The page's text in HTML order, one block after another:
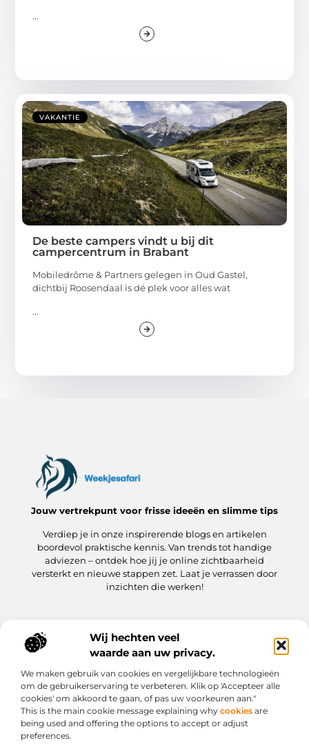
Wij hechten veel
waarde aan uw privacy.
We maken gebruik van cookies en vergelijkbare technologieën
om de gebruikerservaring te verbeteren. Klik op 'Accepteer alle
cookies' om akkoord te gaan, of pas uw voorkeuren aan."
This is the main cookie message explaining why cookies are
being used and offering the options to accept or adjust
preferences.
...
VAKANTIE
De beste campers vindt u bij dit
campercentrum in Brabant
Mobiledrôme & Partners gelegen in Oud Gastel,
dichtbij Roosendaal is dé plek voor alles wat
...
Jouw vertrekpunt voor frisse ideeën en slimme tips
Verdiep je in onze inspirerende blogs en artikelen
boordevol praktische kennis. Van trends tot handige
adviezen – ontdek hoe jij je online zichtbaarheid
versterkt en nieuwe stappen zet. Laat je verrassen door
inzichten die werken!
Onze informatie
Bericht categorie